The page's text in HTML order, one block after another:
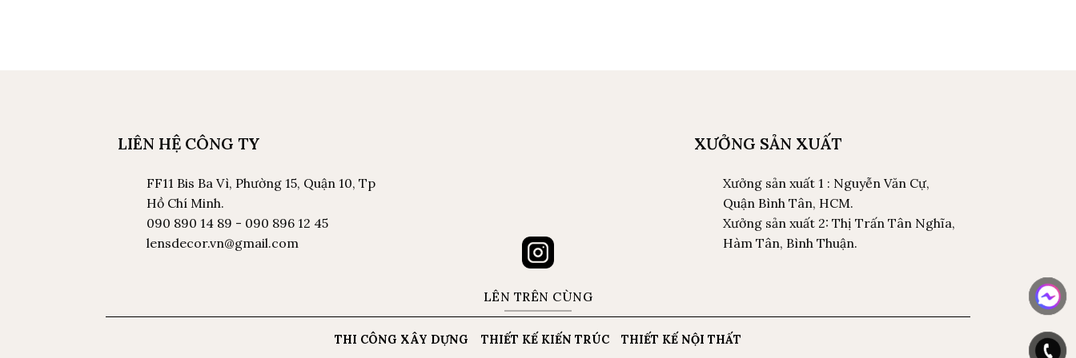
LIÊN HỆ CÔNG TY
FF11 Bis Ba Vì, Phường 15, Quận 10, Tp
Hồ Chí Minh.
090 890 14 89 - 090 896 12 45
lensdecor.vn@gmail.com
LÊN TRÊN CÙNG
XƯỞNG SẢN XUẤT
Xưởng sản xuất 1 : Nguyễn Văn Cự,
Quận Bình Tân, HCM.
Xưởng sản xuất 2: Thị Trấn Tân Nghĩa,
Hàm Tân, Bình Thuận.
THI CÔNG XÂY DỰNG THIẾT KẾ KIẾN TRÚC
THIẾT KẾ NỘI THẤT